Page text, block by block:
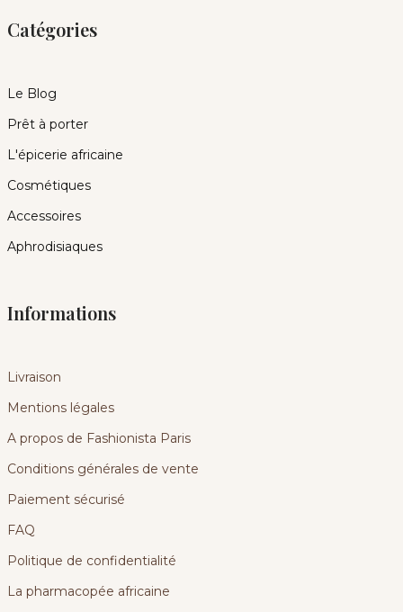
Catégories
Le Blog
Prêt à porter
L'épicerie africaine
Cosmétiques
Accessoires
Aphrodisiaques
Informations
Livraison
Mentions légales
A propos de Fashionista Paris
Conditions générales de vente
Paiement sécurisé
FAQ
Politique de confidentialité
La pharmacopée africaine